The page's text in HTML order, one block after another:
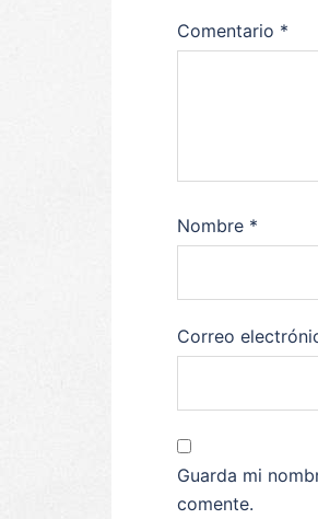
Comentario *
Nombre *
Correo
Guarda mi
comente.